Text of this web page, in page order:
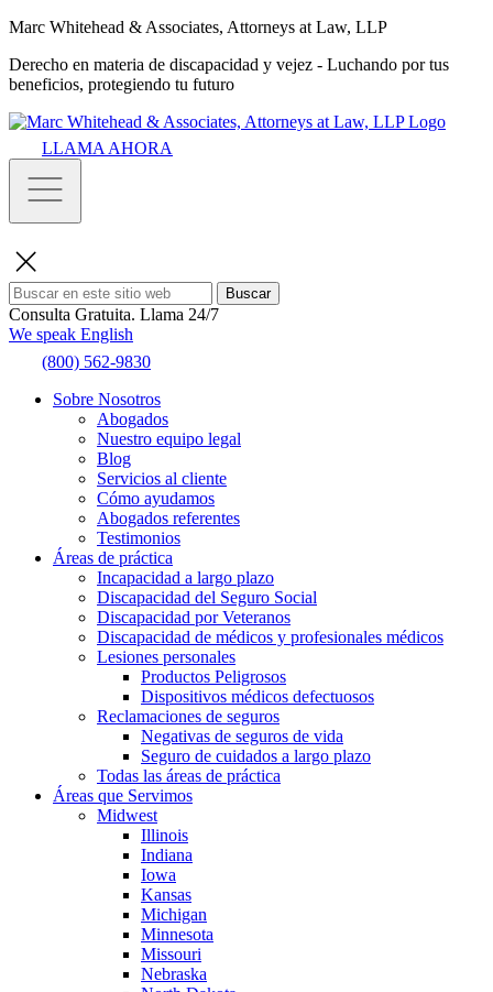
Marc Whitehead & Associates, Attorneys at Law, LLP
Derecho en materia de discapacidad y vejez - Luchando por tus
beneficios, protegiendo tu futuro
LLAMA AHORA
Buscar
Consulta Gratuita. Llama 24/7
We speak English
(800) 562-9830
Sobre Nosotros
Abogados
Nuestro equipo legal
Blog
Servicios al cliente
Cómo ayudamos
Abogados referentes
Testimonios
Áreas de práctica
Incapacidad a largo plazo
Discapacidad del Seguro Social
Discapacidad por Veteranos
Discapacidad de médicos y profesionales médicos
Lesiones personales
Productos Peligrosos
Dispositivos médicos defectuosos
Reclamaciones de seguros
Negativas de seguros de vida
Seguro de cuidados a largo plazo
Todas las áreas de práctica
Áreas que Servimos
Midwest
Illinois
Indiana
Iowa
Kansas
Michigan
Minnesota
Missouri
Nebraska